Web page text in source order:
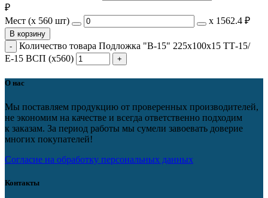
₽
Мест (x 560 шт)
х 1562.4 ₽
В корзину
Количество товара Подложка "В-15" 225х100х15 ТТ-15/
Е-15 ВСП (х560)
О нас
Мы поставляем продукцию от проверенных производителей,
не экономим на качестве и всегда ответственно подходим
к заказам. За период работы мы сумели завоевать доверие
многих покупателей!
Согласие на обработку персональных данных
Контакты